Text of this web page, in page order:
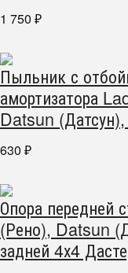
1 750 ₽
Пыльник с
амортизатора
Datsun
630 ₽
Опора передней
(Рено), Datsun
задней 4х4